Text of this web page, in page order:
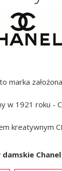
marka
w 1921 roku -
kreatywnym
Chanel